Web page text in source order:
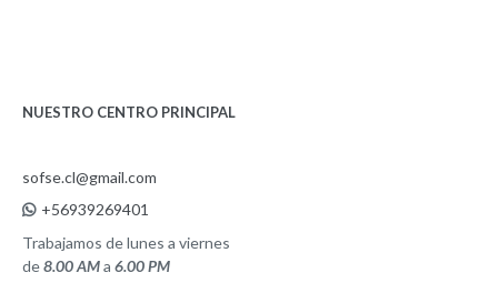
NUESTRO CENTRO PRINCIPAL
sofse.cl@gmail.com
+56939269401
Trabajamos de lunes a viernes
de8.00 AMa 6.00 PM